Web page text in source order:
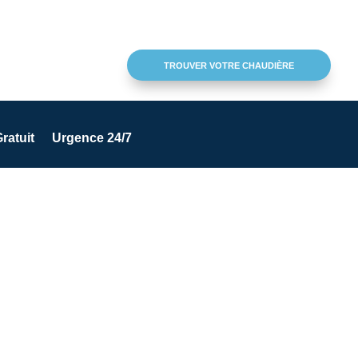
TROUVER VOTRE CHAUDIÈRE
Urgence 24/7